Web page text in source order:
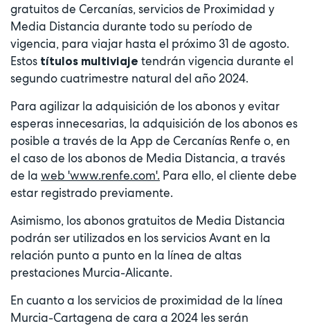
gratuitos de Cercanías, servicios de Proximidad y
Media Distancia durante todo su período de
vigencia, para viajar hasta el próximo 31 de agosto.
Estos títulos multiviaje tendrán vigencia durante el
segundo cuatrimestre natural del año 2024.
Para agilizar la adquisición de los abonos y evitar
esperas innecesarias, la adquisición de los abonos es
posible a través de la App de Cercanías Renfe o, en
el caso de los abonos de Media Distancia, a través
de la web 'www.renfe.com'. Para ello, el cliente debe
estar registrado previamente.
Asimismo, los abonos gratuitos de Media Distancia
podrán ser utilizados en los servicios Avant en la
relación punto a punto en la línea de altas
prestaciones Murcia-Alicante.
En cuanto a los servicios de proximidad de la línea
Murcia-Cartagena de cara a 2024 les serán